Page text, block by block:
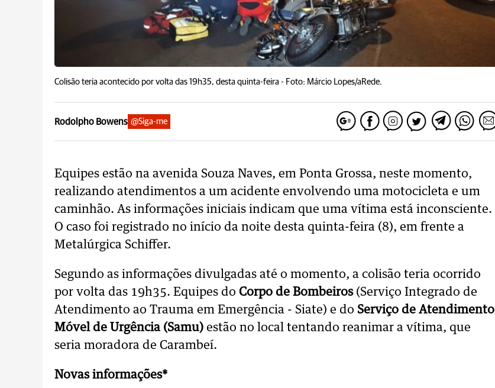
Colisão teria acontecido por volta das 19h35, desta quinta-feira - Foto: Márcio Lopes/aRede.
Rodolpho Bowens @Siga-me
Equipes estão na avenida Souza Naves, em Ponta Grossa, neste momento,
realizando atendimentos a um acidente envolvendo uma motocicleta e um
caminhão. As informações iniciais indicam que uma vítima está inconsciente.
O caso foi registrado no início da noite desta quinta-feira (8), em frente a
Metalúrgica Schiffer.
Segundo as informações divulgadas até o momento, a colisão teria ocorrido
por volta das 19h35. Equipes do Corpo de Bombeiros(Serviço Integrado de
Atendimento ao Trauma em Emergência - Siate) e do Serviço de Atendimento
Móvel de Urgência (Samu) estão no local tentando reanimar a vítima, que
seria moradora de Carambeí.
Novas informações*